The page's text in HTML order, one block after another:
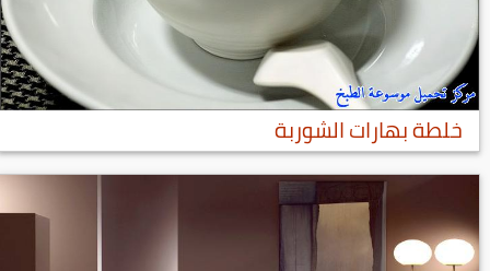
خلطة بهارات الشوربة